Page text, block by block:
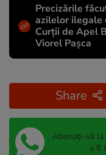
Precizările
azilelor ilegale
Curții de Apel
Viorel Pașca
Share
Abonați-vă la
a fi